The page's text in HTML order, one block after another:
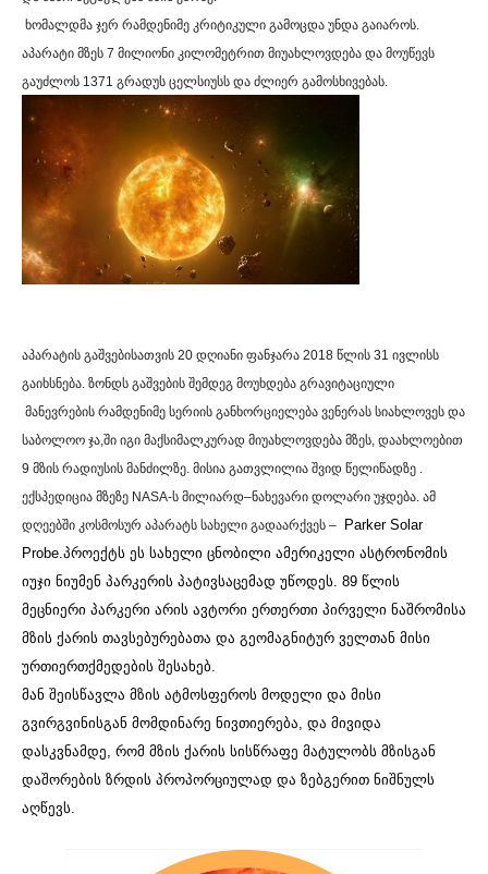
ხომალდმა ჯერ რამდენიმე კრიტიკული გამოცდა უნდა გაიაროს
აპარატი მზეს 7 მილიონი კილომეტრით მიუახლოვდება და მოუწევს
გაუძლოს 1371 გრადუს ცელსიუსს და ძლიერ გამოსხივებას
აპარატის გაშვებისათვის 20 დღიანი ფანჯარა 2018 წლის 31 ივლისს
გაიხსნება ზონდს გაშვების შემდეგ მოუხდება გრავიტაციული
მანევრების რამდენიმე სერიის განხორციელება ვენერას სიახლოვეს და
საბოლოო ჯა ში იგი მაქსიმალკურად მიუახლოვდება მზეს დაახლოებით
9 მზის რადიუსის მანძილზე მისია გათვლილია შვიდ წელიწადზე
ექსპედიცია მზეზე NASA-ს მილიარდ–ნახევარი დოლარი უჯდება ამ
დღეებში კოსმოსურ აპარატს სახელი გადაარქვეს –
Parker Solar
Probe. პროექტს ეს სახელი ცნობილი ამერიკელი ასტრონომის
იუჯი ნიუმენ პარკერის პატივსაცემად უწოდეს 89 წლის
მეცნიერი პარკერი არის ავტორი ერთერთი პირველი ნაშრომისა
მზის ქარის თავსებურებათა და გეომაგნიტურ ველთან მისი
ურთიერთქმედების შესახებ
მან შეისწავლა მზის ატმოსფეროს მოდელი და მისი
გვირგვინისგან მომდინარე ნივთიერება და მივიდა
დასკვნამდე რომ მზის ქარის სისწრაფე მატულობს მზისგან
დაშორების ზრდის პროპორციულად და ზებგერით ნიშნულს
აღწევს